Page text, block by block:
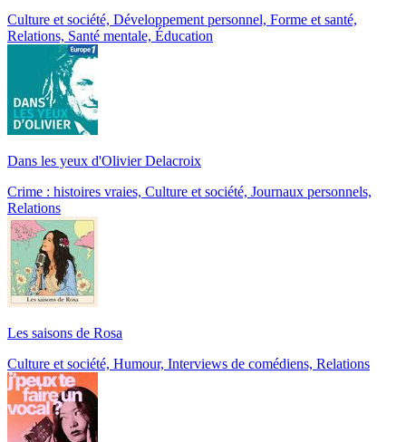
Culture et société, Développement personnel, Forme et santé,
Relations, Santé mentale, Éducation
Dans les yeux d'Olivier Delacroix
Crime : histoires vraies, Culture et société, Journaux personnels,
Relations
Les saisons de Rosa
Culture et société, Humour, Interviews de comédiens, Relations